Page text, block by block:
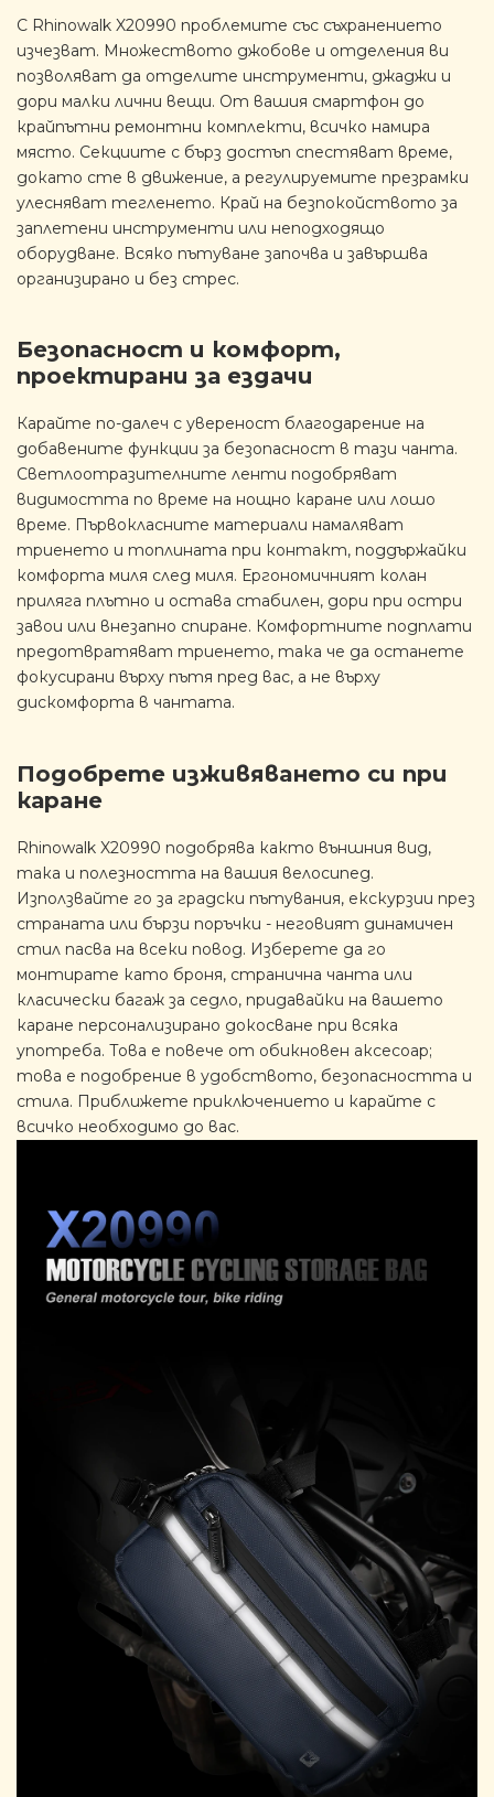
С Rhinowalk X20990 проблемите със съхранението
изчезват. Множеството джобове и отделения ви
позволяват да отделите инструменти, джаджи и
дори малки лични вещи. От вашия смартфон до
крайпътни ремонтни комплекти, всичко намира
място. Секциите с бърз достъп спестяват време,
докато сте в движение, а регулируемите презрамки
улесняват тегленето. Край на безпокойството за
заплетени инструменти или неподходящо
оборудване. Всяко пътуване започва и завършва
организирано и без стрес.
Безопасност и комфорт,
проектирани за ездачи
Карайте по-далеч с увереност благодарение на
добавените функции за безопасност в тази чанта.
Светлоотразителните ленти подобряват
видимостта по време на нощно каране или лошо
време. Първокласните материали намаляват
триенето и топлината при контакт, поддържайки
комфорта миля след миля. Ергономичният колан
приляга плътно и остава стабилен, дори при остри
завои или внезапно спиране. Комфортните подплати
предотвратяват триенето, така че да останете
фокусирани върху пътя пред вас, а не върху
дискомфорта в чантата.
Подобрете изживяването си при
каране
Rhinowalk X20990 подобрява както външния вид,
така и полезността на вашия велосипед.
Използвайте го за градски пътувания, екскурзии през
страната или бързи поръчки - неговият динамичен
стил пасва на всеки повод. Изберете да го
монтирате като броня, странична чанта или
класически багаж за седло, придавайки на вашето
каране персонализирано докосване при всяка
употреба. Това е повече от обикновен аксесоар;
това е подобрение в удобството, безопасността и
стила. Приближете приключението и карайте с
всичко необходимо до вас.